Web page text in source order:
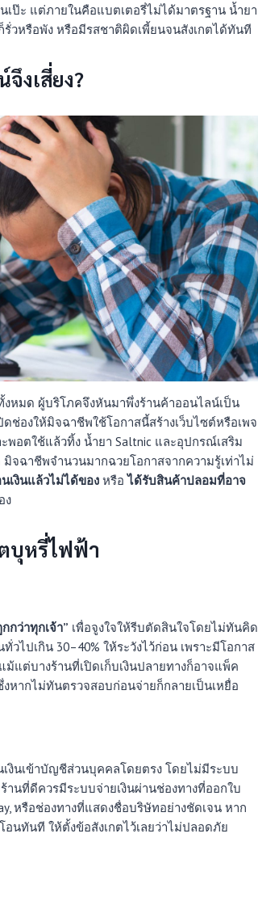
ป๊ะ แต่ภายในคือแบตเตอรี่ไม่ได้มาตรฐาน น้ำยา
วหรือพัง หรือมีรสชาติผิดเพี้ยนจนสังเกตได้ทันที
งเสี่ยง?
หมด ผู้บริโภคจึงหันมาพึ่งร้านค้าออนไลน์เป็น
ช่องให้มิจฉาชีพใช้โอกาสนี้สร้างเว็บไซต์หรือเพจ
อตใช้แล้วทิ้ง น้ำยา Saltnic และอุปกรณ์เสริม
จฉาชีพจำนวนมากฉวยโอกาสจากความรู้เท่าไม่
เงินแล้วไม่ได้ของ หรือได้รับสินค้าปลอมที่อาจ
ง
บุหรี่ไฟฟ้า
กว่าทุกเจ้า” เพื่อจูงใจให้รีบตัดสินใจโดยไม่ทันคิด
ไปเกิน 30–40% ให้ระวังไว้ก่อน เพราะมีโอกาส
แต่บางร้านที่เปิดเก็บเงินปลายทางก็อาจแพ็ค
หากไม่ทันตรวจสอบก่อนจ่ายก็กลายเป็นเหยื่อ
งินเข้าบัญชีส่วนบุคคลโดยตรง โดยไม่มีระบบ
านที่ดีควรมีระบบจ่ายเงินผ่านช่องทางที่ออกใบ
หรือช่องทางที่แสดงชื่อบริษัทอย่างชัดเจน หาก
อนทันที ให้ตั้งข้อสังเกตไว้เลยว่าไม่ปลอดภัย